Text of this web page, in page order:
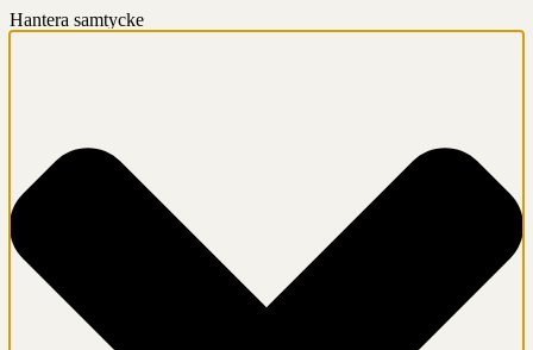
Hantera samtycke